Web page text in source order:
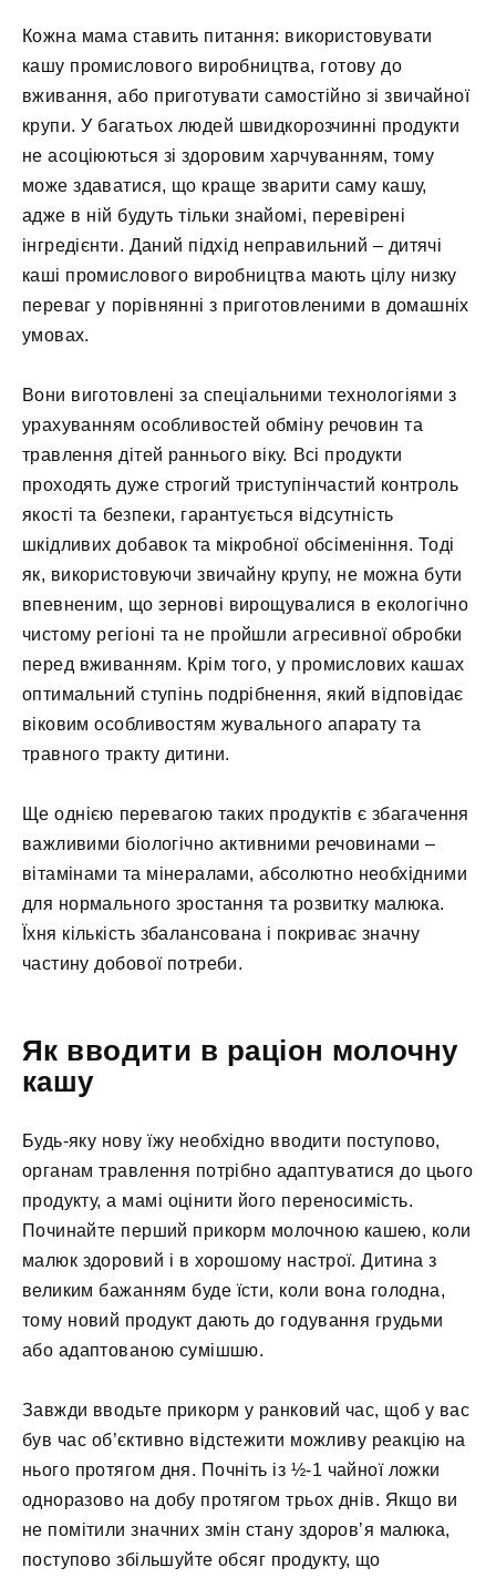
Кожна мама ставить питання: використовувати
кашу промислового виробництва, готову до
вживання, або приготувати самостійно зі звичайної
крупи. У багатьох людей швидкорозчинні продукти
не асоціюються зі здоровим харчуванням, тому
може здаватися, що краще зварити саму кашу,
адже в ній будуть тільки знайомі, перевірені
інгредієнти. Даний підхід неправильний – дитячі
каші промислового виробництва мають цілу низку
переваг у порівнянні з приготовленими в домашніх
умовах.
Вони виготовлені за спеціальними технологіями з
урахуванням особливостей обміну речовин та
травлення дітей раннього віку. Всі продукти
проходять дуже строгий триступінчастий контроль
якості та безпеки, гарантується відсутність
шкідливих добавок та мікробної обсіменіння. Тоді
як, використовуючи звичайну крупу, не можна бути
впевненим, що зернові вирощувалися в екологічно
чистому регіоні та не пройшли агресивної обробки
перед вживанням. Крім того, у промислових кашах
оптимальний ступінь подрібнення, який відповідає
віковим особливостям жувального апарату та
травного тракту дитини.
Ще однією перевагою таких продуктів є збагачення
важливими біологічно активними речовинами –
вітамінами та мінералами, абсолютно необхідними
для нормального зростання та розвитку малюка.
Їхня кількість збалансована і покриває значну
частину добової потреби.
Як вводити в раціон молочну
кашу
Будь-яку нову їжу необхідно вводити поступово,
органам травлення потрібно адаптуватися до цього
продукту, а мамі оцінити його переносимість.
Починайте перший прикорм молочною кашею, коли
малюк здоровий і в хорошому настрої. Дитина з
великим бажанням буде їсти, коли вона голодна,
тому новий продукт дають до годування грудьми
або адаптованою сумішшю.
Завжди вводьте прикорм у ранковий час, щоб у вас
був час об’єктивно відстежити можливу реакцію на
нього протягом дня. Почніть із ½-1 чайної ложки
одноразово на добу протягом трьох днів. Якщо ви
не помітили значних змін стану здоров’я малюка,
поступово збільшуйте обсяг продукту, що